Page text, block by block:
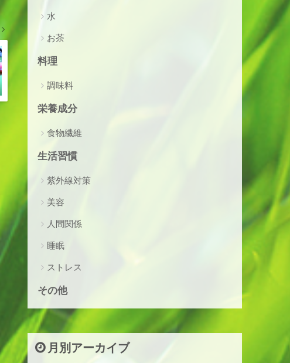
水
お茶
料理
調味料
栄養成分
食物繊維
生活習慣
紫外線対策
美容
人間関係
睡眠
ストレス
その他
月別アーカイブ